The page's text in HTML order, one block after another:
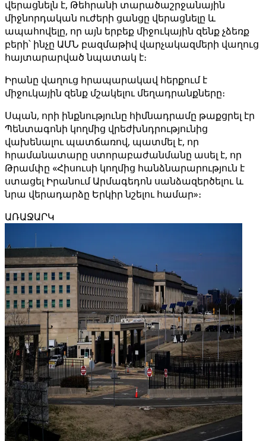
վերացնելն է, Թեհրանի տարածաշրջանային
միջնորդական ուժերի ցանցը վերացնելը և
ապահովելը, որ այն երբեք միջուկային զենք չձեռք
բերի՝ ինչը ԱՄՆ բազմաթիվ վարչակազմերի վաղուց
հայտարարված նպատակ է։
Իրանը վաղուց հրապարակավ հերքում է
միջուկային զենք մշակելու մեղադրանքները։
Սպան, որի ինքնությունը հիմնադրամը թաքցրել էր
Պենտագոնի կողմից վրեժխնդրությունից
վախենալու պատճառով, պատմել է, որ
հրամանատարը ստորաբաժանմանը ասել է, որ
Թրամփը «Հիսուսի կողմից հանձնարարություն է
ստացել Իրանում Արմագեդոն սանձազերծելու և
նրա վերադարձը Երկիր նշելու համար»։
ԱՌԱՋԱՐԿ